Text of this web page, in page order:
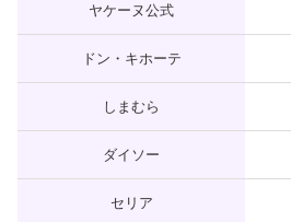
ヤケーヌ公式
ドン・キホーテ
しまむら
ダイソー
セリア